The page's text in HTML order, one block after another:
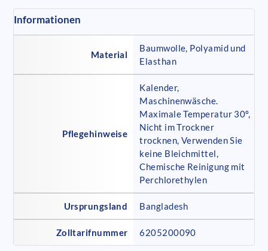
Informationen
Material
Baumwolle, Polyamid und
Elasthan
Pflegehinweise
Kalender,
Maschinenwäsche.
Maximale Temperatur 30º,
Nicht im Trockner
trocknen, Verwenden Sie
keine Bleichmittel,
Chemische Reinigung mit
Perchlorethylen
Ursprungsland Bangladesh
Zolltarifnummer 6205200090